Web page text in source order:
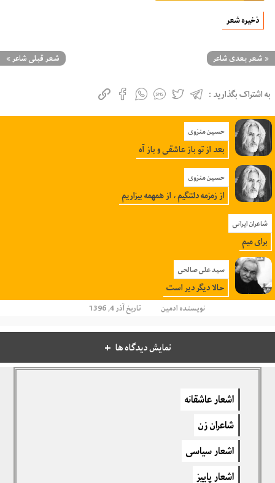
ذخیره شعر
« شعر بعدی شاعر شعر قبلی شاعر»
به اشتراک بگذارید :
حسین منزوی
بعد از تو باز عاشقی و باز آه
حسین منزوی
از زمزمه دلتنگیم ، از همهمه بیزاریم
شاعران ایرانی
برای میم
سید علی صالحی
حالا دیگر دیر است
نویسندهادمین تاریخ آذر 4, 1396
نمایش دیدگاه ها
دیدگاهتان را بنویسید
برای نوشتن دیدگاه باید
اشعار عاشقانه
شاعران زن
اشعار سیاسی
اشعار پاییز